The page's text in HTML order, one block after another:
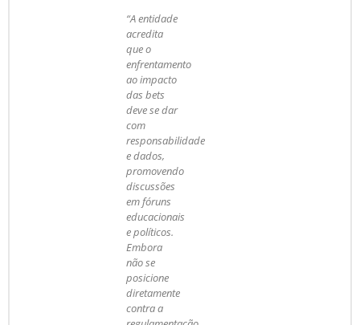
“A entidade
acredita
que o
enfrentamento
ao impacto
das bets
deve se dar
com
responsabilidade
e dados,
promovendo
discussões
em fóruns
educacionais
e políticos.
Embora
não se
posicione
diretamente
contra a